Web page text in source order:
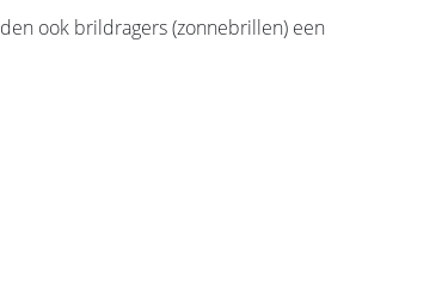
ook brildragers (zonnebrillen) een